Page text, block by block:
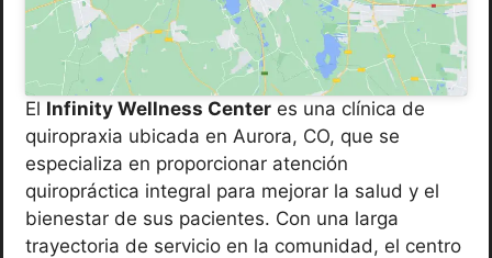
El Infinity Wellness Center es una clínica de
quiropraxia ubicada en Aurora, CO, que se
especializa en proporcionar atención
quiropráctica integral para mejorar la salud y el
bienestar de sus pacientes. Con una larga
trayectoria de servicio en la comunidad, el centro